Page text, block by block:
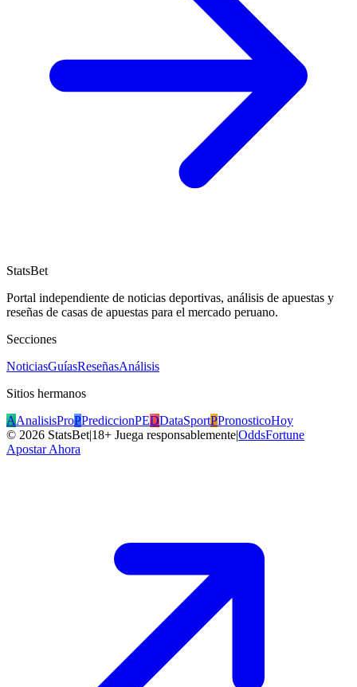
StatsBet
Portal independiente de noticias deportivas, análisis de apuestas y
reseñas de casas de apuestas para el mercado peruano.
Secciones
NoticiasGuíasReseñasAnálisis
Sitios hermanos
AAnalisisProPPrediccionPEDDataSportPPronosticoHoy
© 2026 StatsBet|18+ Juega responsablemente|OddsFortune
Apostar Ahora